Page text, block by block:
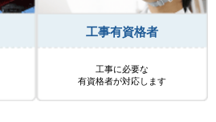
工事有資格者
工事に必要な
有資格者が対応します